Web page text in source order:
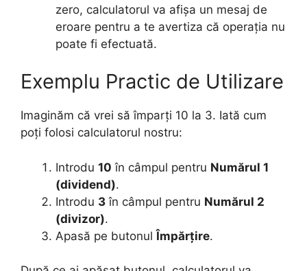
zero, calculatorul va afișa un mesaj de
eroare pentru a te avertiza că operația nu
poate fi efectuată.
Exemplu Practic de Utilizare
Imaginăm că vrei să împarți 10 la 3. Iată cum
poți folosi calculatorul nostru:
Introdu 10 în câmpul pentru Numărul 1
(dividend).
Introdu 3 în câmpul pentru Numărul 2
(divizor).
Apasă pe butonulÎmpărțire.